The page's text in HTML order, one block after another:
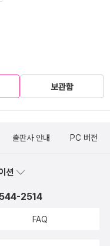
보관함
출판사 안내 PC 버전
션
2514
FAQ